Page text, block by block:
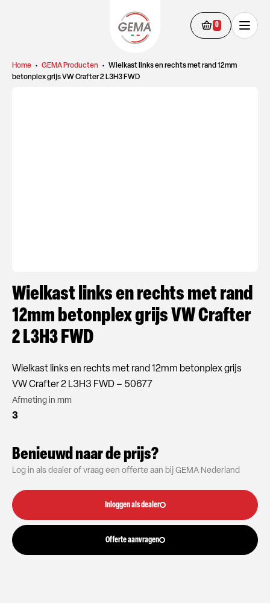
0
Home • GEMA Producten • Wielkast links en rechts met rand 12mm
betonplex grijs VW Crafter 2 L3H3 FWD
Wielkast links en rechts met rand
12mm betonplex grijs VW Crafter
2 L3H3 FWD
Wielkast links en rechts met rand 12mm betonplex grijs
VW Crafter 2 L3H3 FWD – 50677
Afmeting in mm
3
Benieuwd naar de prijs?
Log in als dealer of vraag een offerte aan bij GEMA Nederland
Inloggen als dealer
Offerte aanvragen